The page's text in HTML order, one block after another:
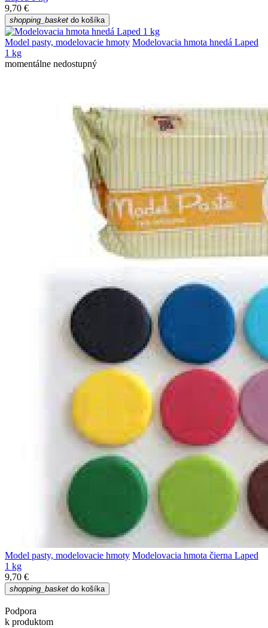
9,70 €
shopping_basket do košíka
Model pasty, modelovacie hmoty Modelovacia hmota hnedá Laped
1 kg
momentálne nedostupný
Model pasty, modelovacie hmoty Modelovacia hmota čierna Laped
1 kg
9,70 €
shopping_basket do košíka
Podpora
k produktom